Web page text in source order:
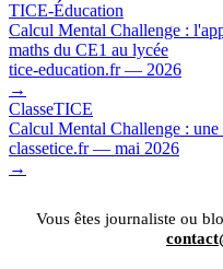
TICE-Éducation
Calcul Mental Challenge :
maths du CE1 au lycée
tice-education.fr — 2026
→
ClasseTICE
Calcul Mental Challenge :
classetice.fr — mai 2026
→
Vous êtes journaliste ou